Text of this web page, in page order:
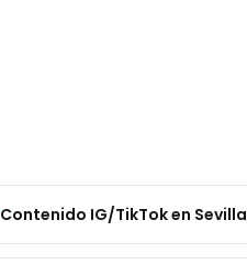
Contenido IG/TikToken Sevilla